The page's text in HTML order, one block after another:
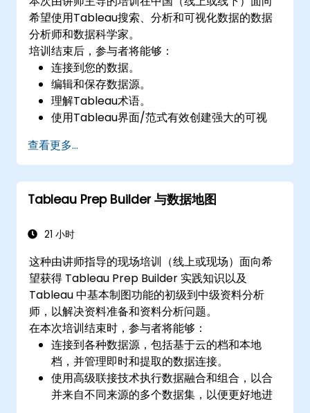
希望使用Tableau搜索、分析和可视化数据的数据
分析师和数据科学家。
培训结束后，参与者将能够：
连接到您的数据。
编辑和保存数据源。
理解Tableau术语。
使用Tableau界面/范式有效创建强大的可视
创建包括算术计算、自定义聚合和比率、日期
计算和表格计算在内的计算。
使用不同的可视化类型表示您的数据。
构建仪表板以共享可视化。
查看更多...
Tableau Prep Builder 与数据地图
21 小时
这种由讲师指导的现场培训（线上或现场）面向希
望获得 Tableau Prep Builder 实践知识以及
Tableau 中基本制图功能的初级到中级资料分析
师，以解决资料准备和资料分析问题。
在本次培训结束时，参与者将能够：
连接到各种数据源，包括基于云的档和本地
档，并管理即时和提取的数据连接。
使用高级联接技术执行数据融合和组合，以合
并来自不同来源的多个数据集，以便更好地进